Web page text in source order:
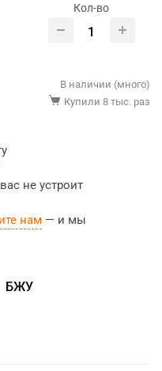
Кол-во
В наличии (много)
Купили 8 тыс. раз
не устроит
нам — и мы
БЖУ